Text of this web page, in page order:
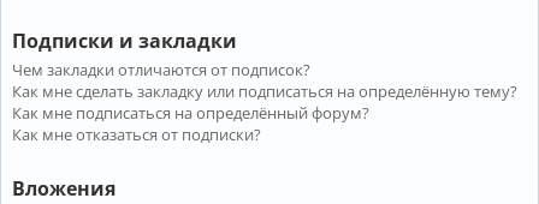
Подписки и закладки
Чем закладки отличаются от подписок?
Как мне сделать закладку или подписаться на определённую тему?
Как мне подписаться на определённый форум?
Как мне отказаться от подписки?
Вложения